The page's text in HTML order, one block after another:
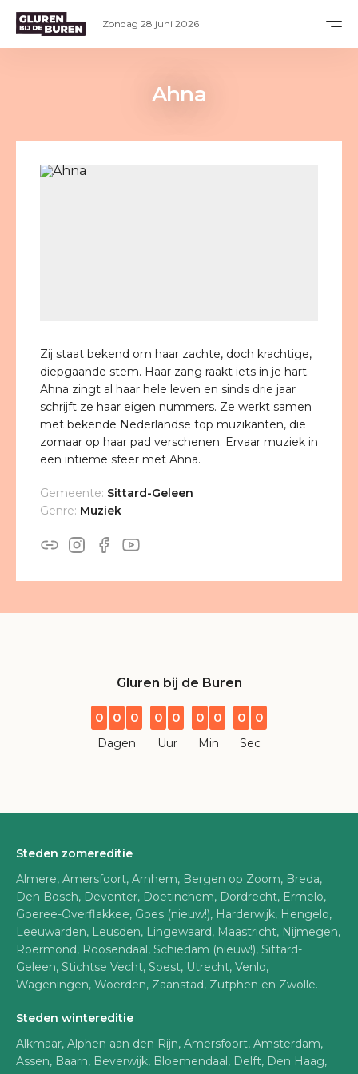
Ahna
Zij staat bekend om haar zachte, doch krachtige,
diepgaande stem. Haar zang raakt iets in je hart.
Ahna zingt al haar hele leven en sinds drie jaar
schrijft ze haar eigen nummers. Ze werkt samen
met bekende Nederlandse top muzikanten, die
zomaar op haar pad verschenen. Ervaar muziek in
een intieme sfeer met Ahna.
Gemeente: Sittard-Geleen
Genre: Muziek
Gluren bij de Buren
0 0 0
Dagen
0 0
Uur
0 0
Min
0 0
Sec
Steden zomereditie
Almere, Amersfoort, Arnhem, Bergen op Zoom, Breda,
Den Bosch, Deventer, Doetinchem, Dordrecht, Ermelo,
Goeree-Overflakkee, Goes (nieuw!), Harderwijk, Hengelo,
Leeuwarden, Leusden, Lingewaard, Maastricht, Nijmegen,
Roermond, Roosendaal, Schiedam (nieuw!), Sittard-
Geleen, Stichtse Vecht, Soest, Utrecht, Venlo,
Wageningen, Woerden, Zaanstad, Zutphen en Zwolle.
Steden wintereditie
Alkmaar, Alphen aan den Rijn, Amersfoort, Amsterdam,
Assen, Baarn, Beverwijk, Bloemendaal, Delft, Den Haag,
Zondag 28 juni 2026